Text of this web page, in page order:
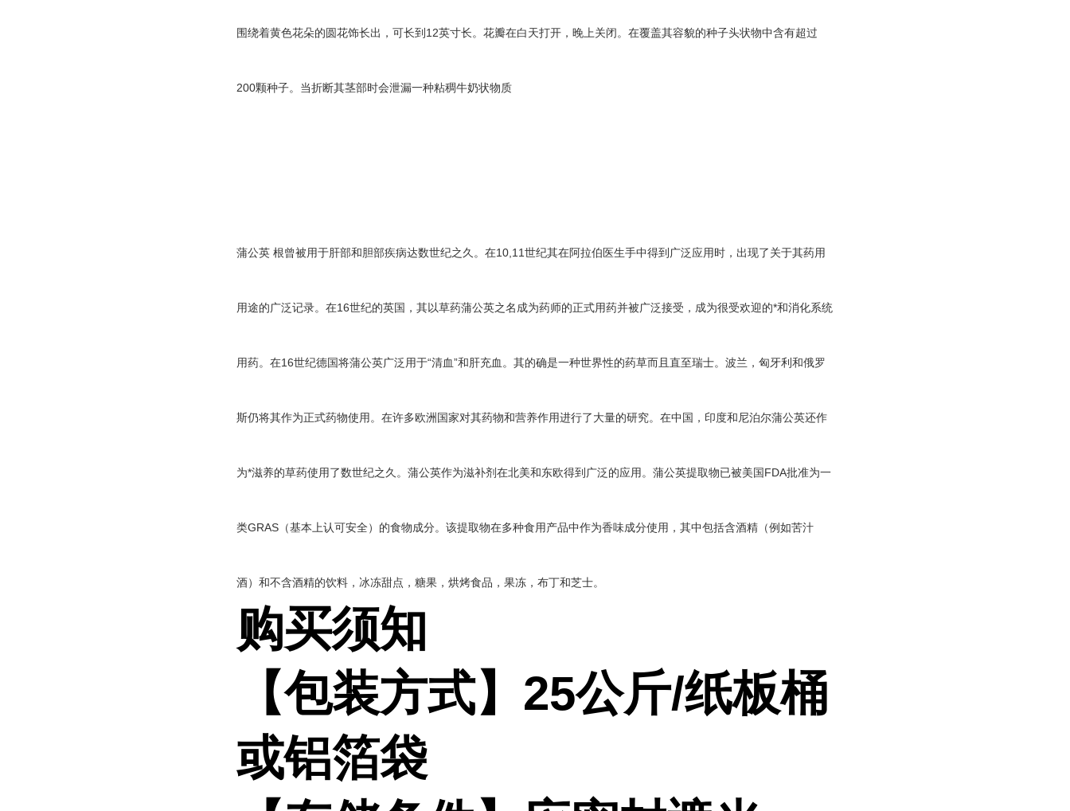
围绕着黄色花朵的圆花饰长出，可长到12英寸长。花瓣在白天打开，晚上关闭。在覆盖其容貌的种子头状物中含有超过
200颗种子。当折断其茎部时会泄漏一种粘稠牛奶状物质
蒲公英 根曾被用于肝部和胆部疾病达数世纪之久。在10,11世纪其在阿拉伯医生手中得到广泛应用时，出现了关于其药用
用途的广泛记录。在16世纪的英国，其以草药蒲公英之名成为药师的正式用药并被广泛接受，成为很受欢迎的*和消化系统
用药。在16世纪德国将蒲公英广泛用于“清血”和肝充血。其的确是一种世界性的药草而且直至瑞士。波兰，匈牙利和俄罗
斯仍将其作为正式药物使用。在许多欧洲国家对其药物和营养作用进行了大量的研究。在中国，印度和尼泊尔蒲公英还作
为*滋养的草药使用了数世纪之久。蒲公英作为滋补剂在北美和东欧得到广泛的应用。蒲公英提取物已被美国FDA批准为一
类GRAS（基本上认可安全）的食物成分。该提取物在多种食用产品中作为香味成分使用，其中包括含酒精（例如苦汁
酒）和不含酒精的饮料，冰冻甜点，糖果，烘烤食品，果冻，布丁和芝士。
购买须知
【包装方式】 25公斤/纸板桶
或铝箔袋